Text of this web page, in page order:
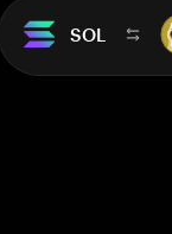
SOL